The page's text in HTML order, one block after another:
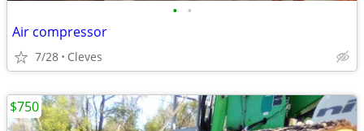
• •
Air compressor
7/28 Cleves
$750